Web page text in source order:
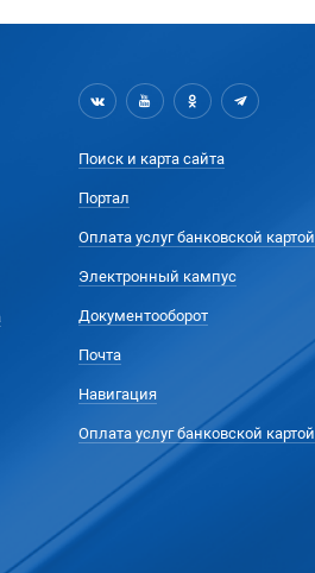
Поиск и карта сайта
Портал
Оплата услуг банковской картой
Электронный кампус
Документооборот
Почта
Навигация
Оплата услуг банковской картой